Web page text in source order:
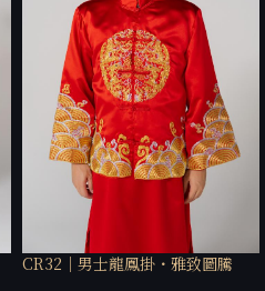
CR32｜男士龍鳳掛・雅致圖騰